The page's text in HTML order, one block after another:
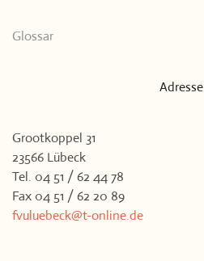
Glossar
Adresse
Grootkoppel 31
23566 Lübeck
Tel. 04 51 / 62 44 78
Fax 04 51 / 62 20 89
fvuluebeck@t-online.de